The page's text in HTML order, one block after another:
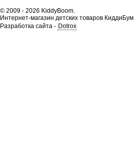
© 2009 - 2026 KiddyBoom.
Интернет-магазин детских товаров КиддиБум
Разработка сайта - Dotrox